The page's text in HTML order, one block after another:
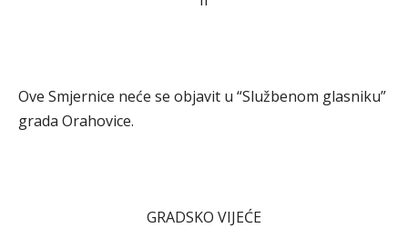
Ove Smjernice neće se objavit u “Službenom glasniku”
grada Orahovice.
GRADSKO VIJEĆE